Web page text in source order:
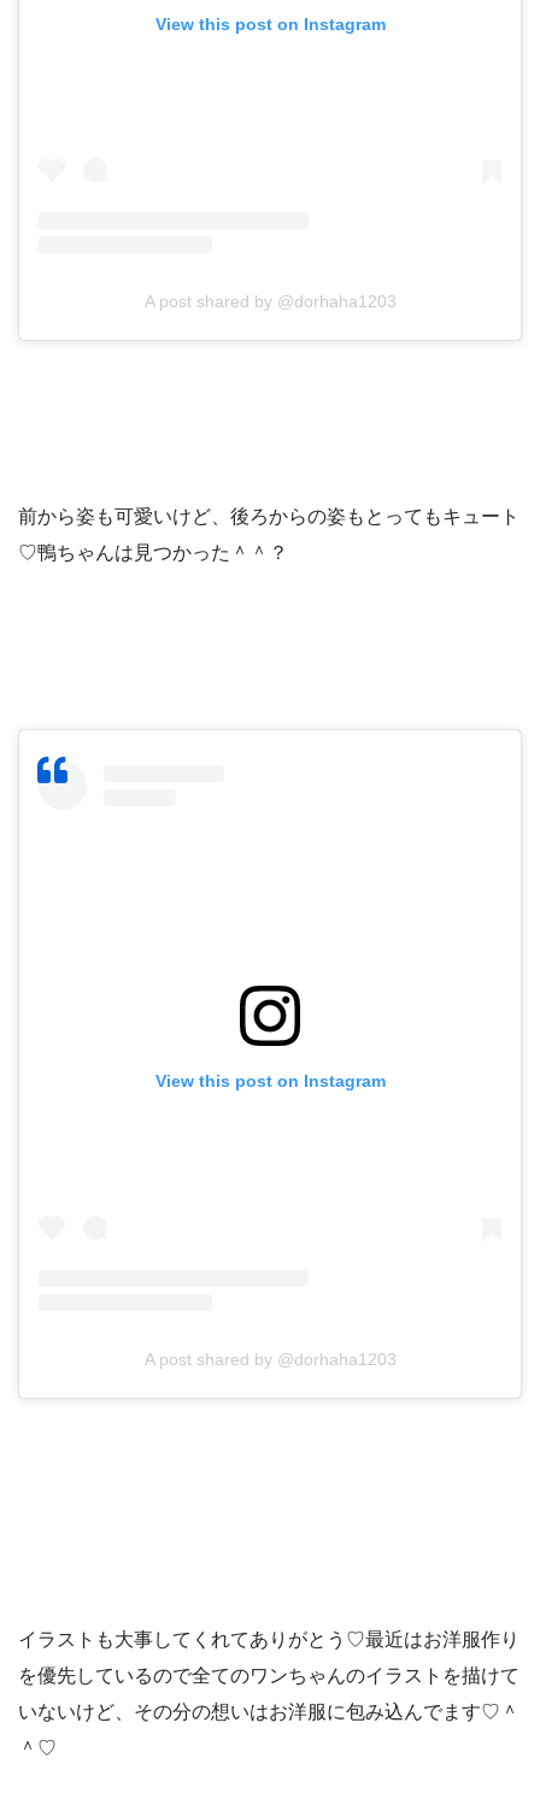
View this post on Instagram
A post shared by @dorhaha1203
前から姿も可愛いけど、後ろからの姿もとってもキュート
♡鴨ちゃんは見つかった＾＾？
View this post on Instagram
A post shared by @dorhaha1203
イラストも大事してくれてありがとう♡最近はお洋服作り
を優先しているので全てのワンちゃんのイラストを描けて
いないけど、その分の想いはお洋服に包み込んでます♡＾
＾♡